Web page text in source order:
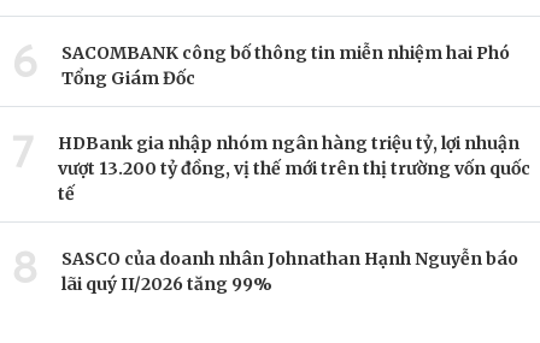
6
SACOMBANK công bố thông tin miễn nhiệm hai Phó
Tổng Giám Đốc
7
HDBank gia nhập nhóm ngân hàng triệu tỷ, lợi nhuận
vượt 13.200 tỷ đồng, vị thế mới trên thị trường vốn quốc
tế
8
SASCO của doanh nhân Johnathan Hạnh Nguyễn báo
lãi quý II/2026 tăng 99%